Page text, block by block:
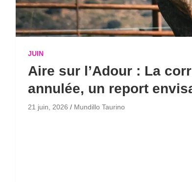
JUIN
Aire sur l’Adour : La
annulée, un report
21 juin, 2026 Mundillo Taurino